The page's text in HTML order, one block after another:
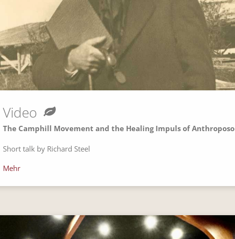
Video
The Camphill Movement and the Healing Impuls of
Short talk by Richard Steel
Mehr